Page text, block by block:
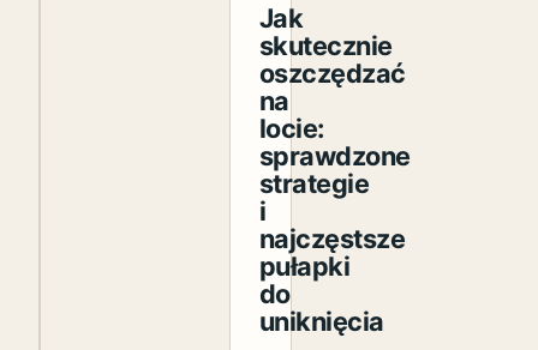
Jak
skutecznie
oszczędzać
na
locie:
sprawdzone
strategie
i
najczęstsze
pułapki
do
uniknięcia